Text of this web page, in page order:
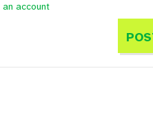
account